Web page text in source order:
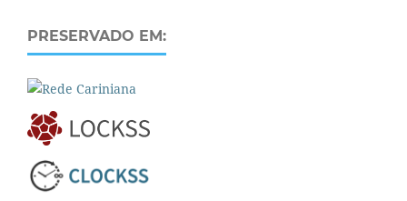
PRESERVADO EM: